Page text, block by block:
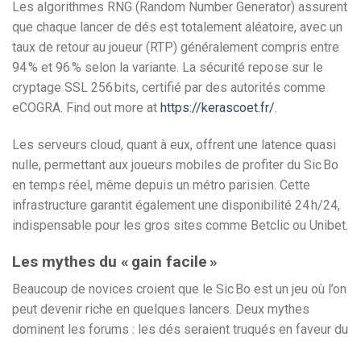
Les algorithmes RNG (Random Number Generator) assurent
que chaque lancer de dés est totalement aléatoire, avec un
taux de retour au joueur (RTP) généralement compris entre
94 % et 96 % selon la variante. La sécurité repose sur le
cryptage SSL 256 bits, certifié par des autorités comme
eCOGRA. Find out more at https://kerascoet.fr/.
Les serveurs cloud, quant à eux, offrent une latence quasi
nulle, permettant aux joueurs mobiles de profiter du Sic Bo
en temps réel, même depuis un métro parisien. Cette
infrastructure garantit également une disponibilité 24 h/24,
indispensable pour les gros sites comme Betclic ou Unibet.
Les mythes du « gain facile »
Beaucoup de novices croient que le Sic Bo est un jeu où l’on
peut devenir riche en quelques lancers. Deux mythes
dominent les forums : les dés seraient truqués en faveur du